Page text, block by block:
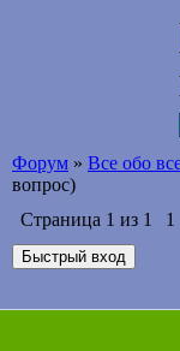
Форум » Все обо
вопрос)
Страница 1 из 1 1